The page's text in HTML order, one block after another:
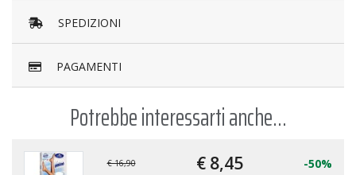
SPEDIZIONI
PAGAMENTI
Potrebbe interessarti anche...
€ 16,90 € 8,45 -50%